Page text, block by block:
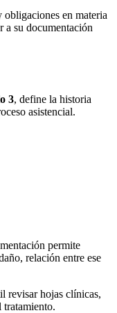
obligaciones en materia
a su documentación
3, define la historia
asistencial.
permite
relación entre ese
revisar hojas clínicas,
tratamiento.